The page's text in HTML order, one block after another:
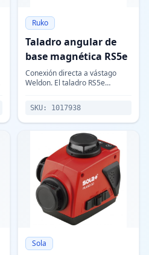
Ruko
Taladro angular de
base magnética RS5e
Conexión directa a vástago
Weldon. El taladro RS5e
ejemplo en perfiles de hierro,
estrechas co
SKU: 1017938
Sola